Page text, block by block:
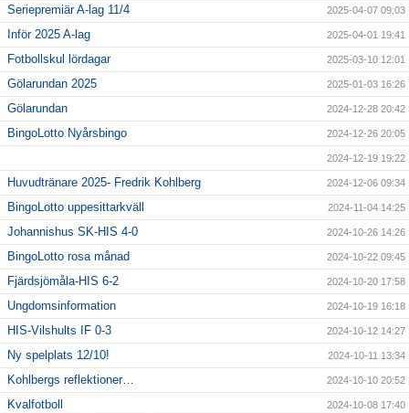
Seriepremiär A-lag 11/4 2025-04-07 09:03
Inför 2025 A-lag 2025-04-01 19:41
Fotbollskul lördagar 2025-03-10 12:01
Gölarundan 2025 2025-01-03 16:26
Gölarundan 2024-12-28 20:42
BingoLotto Nyårsbingo 2024-12-26 20:05
2024-12-19 19:22
Huvudtränare 2025- Fredrik Kohlberg 2024-12-06 09:34
BingoLotto uppesittarkväll 2024-11-04 14:25
Johannishus SK-HIS 4-0 2024-10-26 14:26
BingoLotto rosa månad 2024-10-22 09:45
Fjärdsjömåla-HIS 6-2 2024-10-20 17:58
Ungdomsinformation 2024-10-19 16:18
HIS-Vilshults IF 0-3 2024-10-12 14:27
Ny spelplats 12/10! 2024-10-11 13:34
Kohlbergs reflektioner… 2024-10-10 20:52
Kvalfotboll 2024-10-08 17:40